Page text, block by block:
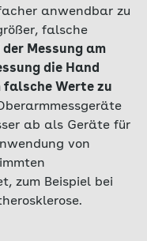
anwendbar zu
falsche
der Messung am
die Hand
falsche Werte zu
ab als Geräte für
von
zum Beispiel bei